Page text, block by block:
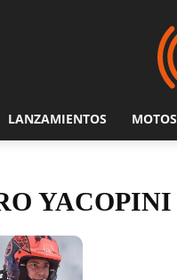
LANZAMIENTOS MOTOS
YACOPINI